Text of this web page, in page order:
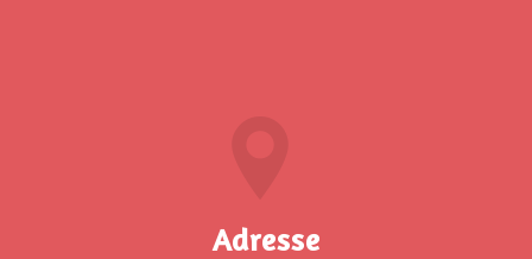
Adresse